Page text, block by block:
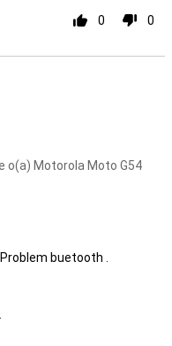
0 0
o(a) Motorola Moto G54
buetooth .